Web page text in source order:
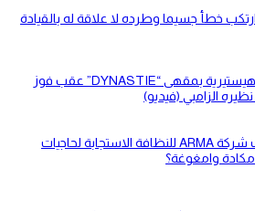
خطأ جسيما وطرده لا علاقة له بالقيادة
أجواء حماسية وفرحة هيستيرية بمقهى “DYNASTIE” عقب فوز
الزامبي (فيديو)
طنجة.. هل استطاعت شركة ARMA للنظافة الاستجابة لحاجيات
وامغوغة؟